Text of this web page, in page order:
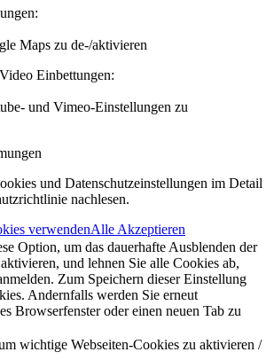
Maps zu de-/aktivieren
Einbettungen:
und Vimeo-Einstellungen zu
und Datenschutzeinstellungen im Detail
nachlesen.
verwendenAlle Akzeptieren
Option, um das dauerhafte Ausblenden der
und lehnen Sie alle Cookies ab,
Zum Speichern dieser Einstellung
Andernfalls werden Sie erneut
Browserfenster oder einen neuen Tab zu
wichtige Webseiten-Cookies zu aktivieren /